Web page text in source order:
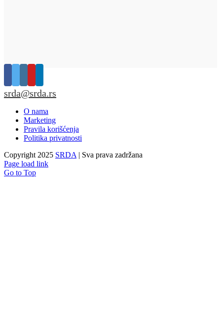
srda@srda.rs
O nama
Marketing
Pravila korišćenja
Politika privatnosti
Copyright 2025 SRDA | Sva prava zadržana
Page load link
Go to Top